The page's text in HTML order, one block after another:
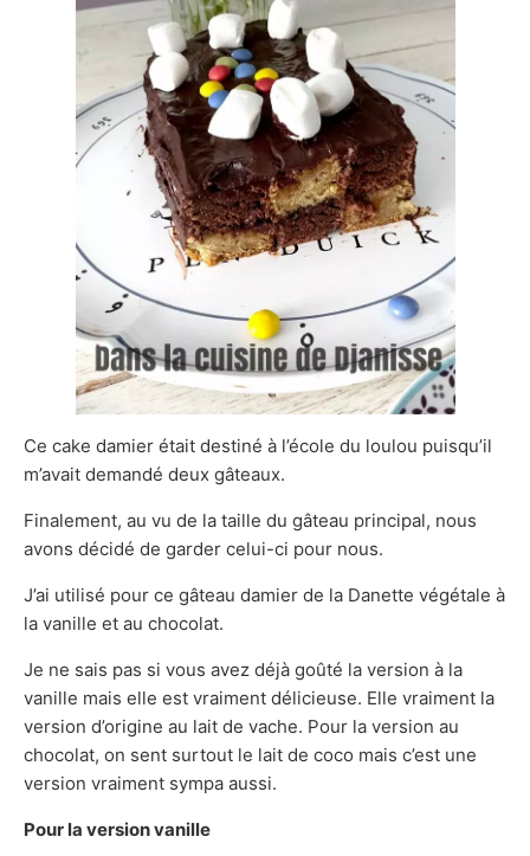
Ce cake damier était destiné à l’école du loulou puisqu’il
m’avait demandé deux gâteaux.
Finalement, au vu de la taille du gâteau principal, nous
avons décidé de garder celui-ci pour nous.
J’ai utilisé pour ce gâteau damier de la Danette végétale à
la vanille et au chocolat.
Je ne sais pas si vous avez déjà goûté la version à la
vanille mais elle est vraiment délicieuse. Elle vraiment la
version d’origine au lait de vache. Pour la version au
chocolat, on sent surtout le lait de coco mais c’est une
version vraiment sympa aussi.
Pour la version vanille